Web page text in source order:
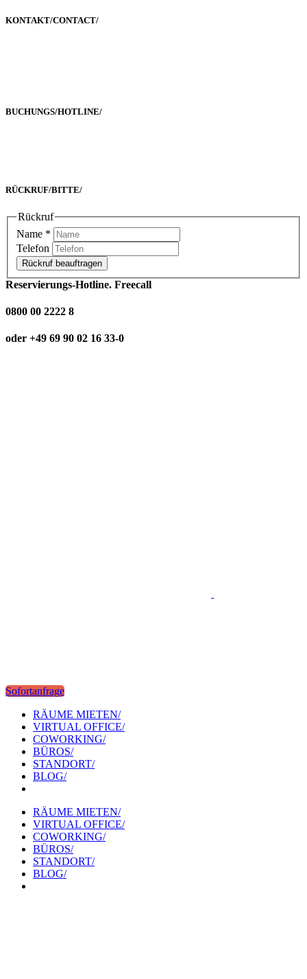
KONTAKT/CONTACT/
BUCHUNGS/HOTLINE/
RÜCKRUF/BITTE/
Rückruf
Name *
Telefon
Rückruf beauftragen
Reservierungs-Hotline. Freecall
0800 00 2222 8
oder +49 69 90 02 16 33-0
Sofortanfrage
RÄUME MIETEN/
VIRTUAL OFFICE/
COWORKING/
BÜROS/
STANDORT/
BLOG/
RÄUME MIETEN/
VIRTUAL OFFICE/
COWORKING/
BÜROS/
STANDORT/
BLOG/